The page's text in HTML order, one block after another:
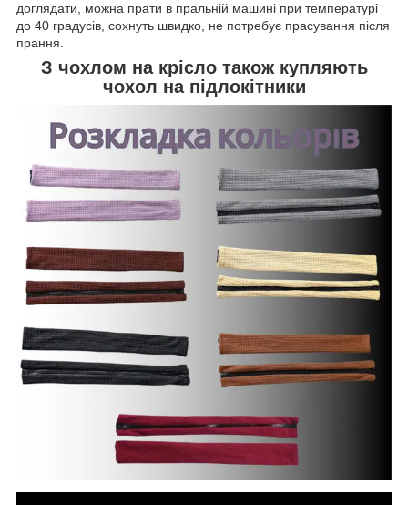
доглядати, можна прати в пральній машині при температурі
до 40 градусів, сохнуть швидко, не потребує прасування після
прання.
З чохлом на крісло також купляють
чохол на підлокітники